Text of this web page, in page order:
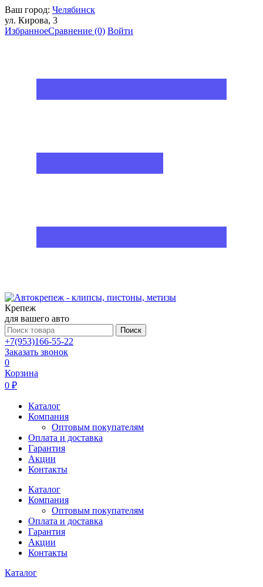
Ваш город: Челябинск
ул. Кирова, 3
ИзбранноеСравнение (0) Войти
Крепеж
для вашего авто
Поиск
+7(953)166-55-22
Заказать звонок
0
Корзина
0 ₽
Каталог
Компания
Оптовым покупателям
Оплата и доставка
Гарантия
Акции
Контакты
Каталог
Компания
Оптовым покупателям
Оплата и доставка
Гарантия
Акции
Контакты
Каталог